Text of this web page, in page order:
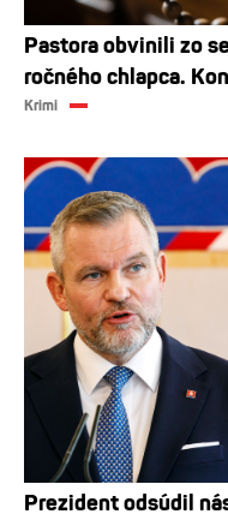
Pastora obvinili zo
ročného chlapca.
Krimi
Prezident odsúdil